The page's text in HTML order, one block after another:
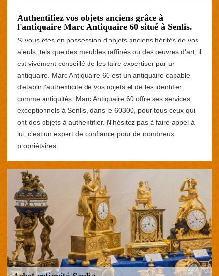
Authentifiez vos objets anciens grâce à
l'antiquaire Marc Antiquaire 60 situé à Senlis.
Si vous êtes en possession d'objets anciens hérités de vos
aïeuls, tels que des meubles raffinés ou des œuvres d'art, il
est vivement conseillé de les faire expertiser par un
antiquaire. Marc Antiquaire 60 est un antiquaire capable
d'établir l'authenticité de vos objets et de les identifier
comme antiquités. Marc Antiquaire 60 offre ses services
exceptionnels à Senlis, dans le 60300, pour tous ceux qui
ont des objets à authentifier. N'hésitez pas à faire appel à
lui, c'est un expert de confiance pour de nombreux
propriétaires.